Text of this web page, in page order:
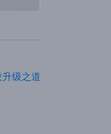
级之道